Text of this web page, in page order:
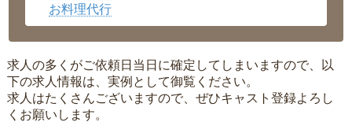
お料理代行
求人の多くがご依頼日当日に確定してしまいますので、以
下の求人情報は、実例として御覧ください。
求人はたくさんございますので、ぜひキャスト登録よろし
くお願いします。